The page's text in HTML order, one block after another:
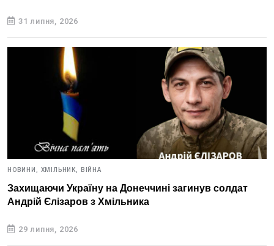
31 липня, 2026
НОВИНИ, ХМІЛЬНИК, ВІЙНА
Захищаючи Україну на Донеччині загинув солдат
Андрій Єлізаров з Хмільника
29 липня, 2026